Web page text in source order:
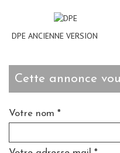
DPE ANCIENNE VERSION
cette annonce
Votre nom *